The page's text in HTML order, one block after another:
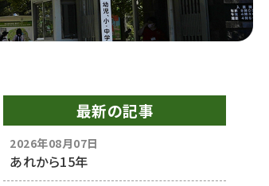
最新の記事
2026年08月07日
あれから15年